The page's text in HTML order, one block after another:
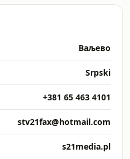
Ваљево
Srpski
+381 65 463 4101
stv21fax@hotmail.com
s21media.pl